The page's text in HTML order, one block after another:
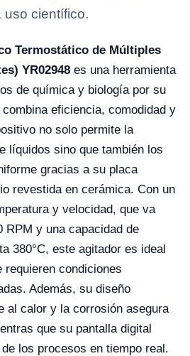
uso científico.
Termostático de Múltiples
YR02948 es una herramienta
de química y biología por su
eficiencia, comodidad y
no solo permite la
líquidos sino que también los
gracias a su placa
revestida en cerámica. Con un
y velocidad, que va
RPM y una capacidad de
380°C, este agitador es ideal
requieren condiciones
Además, su diseño
al calor y la corrosión asegura
que su pantalla digital
los procesos en tiempo real.